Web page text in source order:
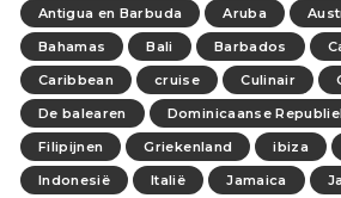
Antigua en Barbuda
Aruba
Bahamas
Bali Barbados
Caribbean
cruise Culinair
De balearen
Dominicaanse
Filipijnen
Griekenland ibiza
Indonesië
Italië Jamaica